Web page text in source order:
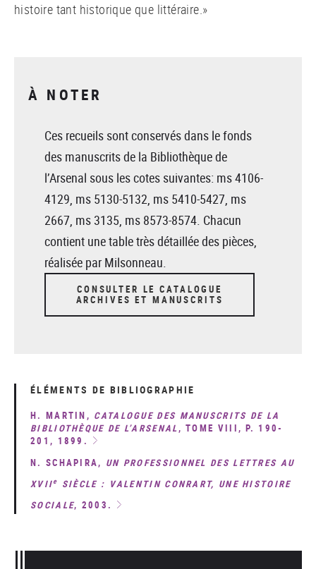
histoire tant historique que littéraire.»
À NOTER
Ces recueils sont conservés dans le fonds
des manuscrits de la Bibliothèque de
l’Arsenal sous les cotes suivantes: ms 4106-
4129, ms 5130-5132, ms 5410-5427, ms
2667, ms 3135, ms 8573-8574. Chacun
contient une table très détaillée des pièces,
réalisée par Milsonneau.
CONSULTER LE CATALOGUE
ARCHIVES ET MANUSCRITS
ÉLÉMENTS DE BIBLIOGRAPHIE
H. MARTIN, CATALOGUE DES MANUSCRITS DE LA
BIBLIOTHÈQUE DE L’ARSENAL, TOME VIII, P. 190-
201, 1899.
N. SCHAPIRA, UN PROFESSIONNEL DES LETTRES AU
XVIIe
SIÈCLE : VALENTIN CONRART, UNE HISTOIRE
SOCIALE, 2003.